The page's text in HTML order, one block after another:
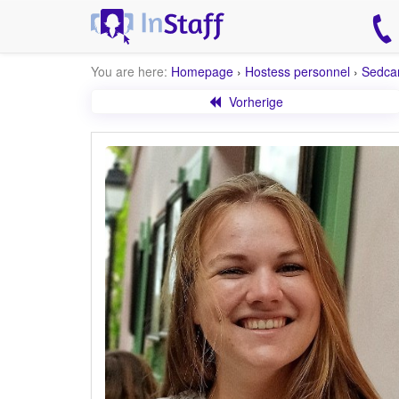
You are here: Homepage › Hostess personnel ›
Vorherige